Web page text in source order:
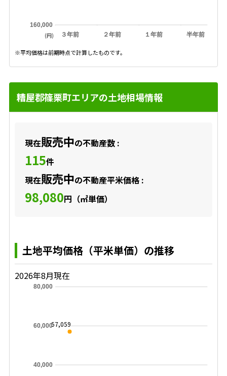
３年前 ２年前 １年前 半年前
160,000
(円)
※平均価格は前期時点で計算したものです。
糟屋郡篠栗町エリアの土地相場情報
現在販売中の不動産数 :
115件
現在販売中の不動産平米価格 :
98,080円（㎡単価）
土地平均価格（平米単価）の推移
2026年8月現在
40,000
60,000
80,000
57,059